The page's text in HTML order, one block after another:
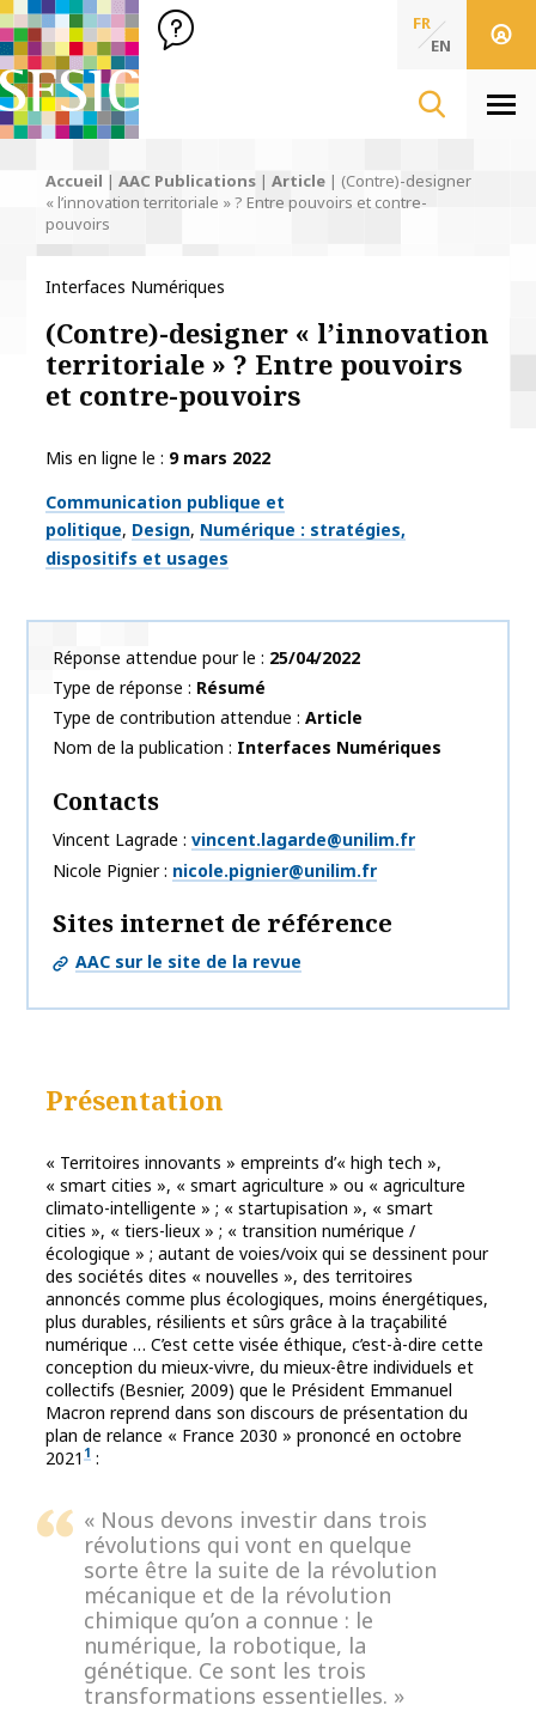
SFSIC Société Française des Sciences de l'Information & de
Société Française des Sciences
de l'Information
FR
EN
Accueil | AAC Publications | Article | (Contre)-designer
« l’innovation territoriale » ? Entre pouvoirs et contre-
pouvoirs
Interfaces Numériques
(Contre)-designer « l’innovation
territoriale » ? Entre pouvoirs
et contre-pouvoirs
Mis en ligne le
9 mars 2022
Thématiques
Communication publique et
politique Design Numérique : stratégies,
dispositifs et usages
Réponse attendue pour le
25/04/2022
Type de réponse
Résumé
Type de contribution attendue
Article
Nom de la publication
Interfaces Numériques
Contacts
Vincent Lagrade
vincent.lagarde@unilim.fr
Nicole Pignier
nicole.pignier@unilim.fr
Sites internet de référence
AAC sur le site de la revue
Présentation
« Territoires innovants » empreints d’« high tech »,
« smart cities », « smart agriculture » ou « agriculture
climato-intelligente » ; « startupisation », « smart
cities », « tiers-lieux » ; « transition numérique /
écologique » ; autant de voies/voix qui se dessinent pour
des sociétés dites « nouvelles », des territoires
annoncés comme plus écologiques, moins énergétiques,
plus durables, résilients et sûrs grâce à la traçabilité
numérique … C’est cette visée éthique, c’est-à-dire cette
conception du mieux-vivre, du mieux-être individuels et
collectifs (Besnier, 2009) que le Président Emmanuel
Macron reprend dans son discours de présentation du
plan de relance « France 2030 » prononcé en octobre
2021 1 :
« Nous devons investir dans trois
révolutions qui vont en quelque
sorte être la suite de la révolution
mécanique et de la révolution
chimique qu’on a connue : le
numérique, la robotique, la
génétique. Ce sont les trois
transformations essentielles. »